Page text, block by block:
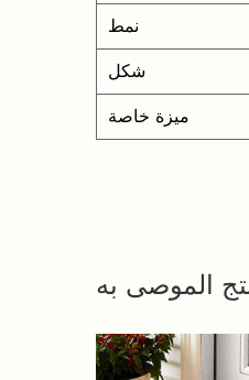
نمط
شكل
ميزة خاصة
الموصى به